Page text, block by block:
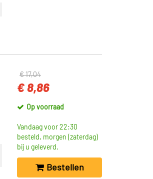
€ 17,04
€ 8,86
Op voorraad
Vandaag voor 22:30
besteld, morgen (zaterdag)
bij u geleverd.
Bestellen